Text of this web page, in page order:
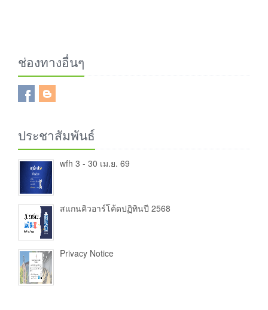
ช่องทางอื่นๆ
ประชาสัมพันธ์
wfh 3 - 30 เม.ย. 69
สแกนคิวอาร์โค้ดปฏิทินปี 2568
Privacy Notice